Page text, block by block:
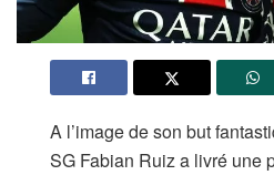
A l’image de son but
SG Fabian Ruiz a livré une